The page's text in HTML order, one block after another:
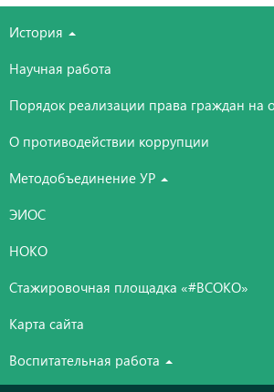
История
Научная работа
Порядок реализации права граждан на
О противодействии коррупции
Методобъединение УР
ЭИОС
НОКО
Стажировочная площадка «#ВСОКО»
Карта сайта
Воспитательная работа